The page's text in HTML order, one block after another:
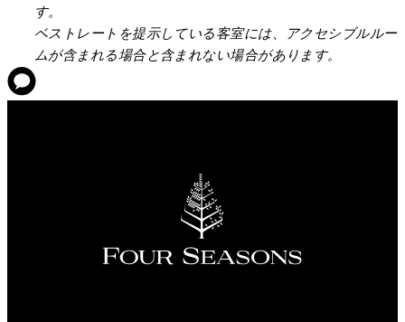
す。
ベストレートを提示している客室には、アクセシブルルー
ムが含まれる場合と含まれない場合があります。